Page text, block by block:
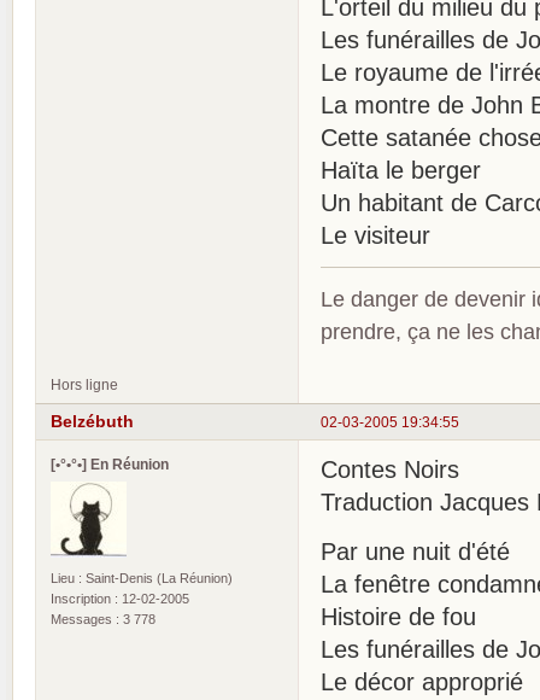
L'orteil du milieu du
Les funérailles de
Le royaume de
La montre de John
Cette satanée
Haïta le berger
Un habitant de
Le visiteur
Le danger de devenir
prendre, ça ne les
Hors ligne
02-03-2005 19:34:55
Belzébuth
[•°•°•] En Réunion
Lieu : Saint-Denis (La Réunion)
Inscription : 12-02-2005
Messages : 3 778
Contes Noirs
Traduction Jacques
Par une nuit d'été
La fenêtre
Histoire de fou
Les funérailles de
Le décor approprié